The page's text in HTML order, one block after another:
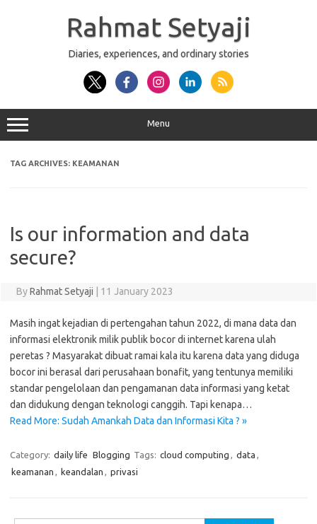
Rahmat Setyaji
Diaries, experiences, and ordinary stories
Menu
TAG ARCHIVES: KEAMANAN
Is our information and data
secure?
ByRahmat Setyaji 11 January 2023
Masih ingat kejadian di pertengahan tahun 2022, di mana data dan
informasi elektronik milik publik bocor di internet karena ulah
peretas ? Masyarakat dibuat ramai kala itu karena data yang diduga
bocor ini berasal dari perusahaan bonafit, yang tentunya memiliki
standar pengelolaan dan pengamanan data informasi yang ketat
dan didukung dengan teknologi canggih. Tapi kenapa…
Read More: Sudah Amankah Data dan Informasi Kita ? »
Category: daily life Blogging Tags: cloud computing , data ,
keamanan , keandalan , privasi